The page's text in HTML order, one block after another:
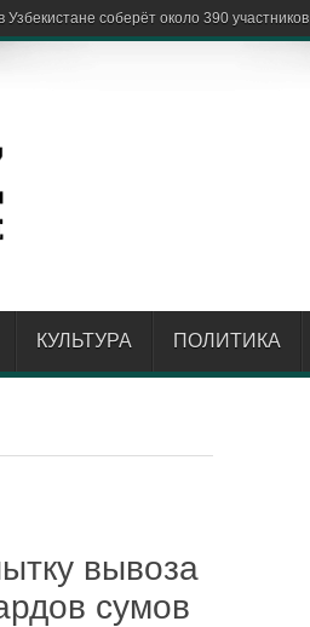
соберёт около 390 участников
КУЛЬТУРА ПОЛИТИКА
вывоза
сумов